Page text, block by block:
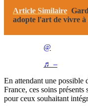
Article Similaire
adopte l'art de vivre à
@
♬ –
En attendant une possible
France, ces soins
pour ceux souhaitant